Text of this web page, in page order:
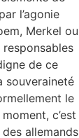
l’agonie
Merkel ou
de ce
souveraineté
le
c’est
allemands